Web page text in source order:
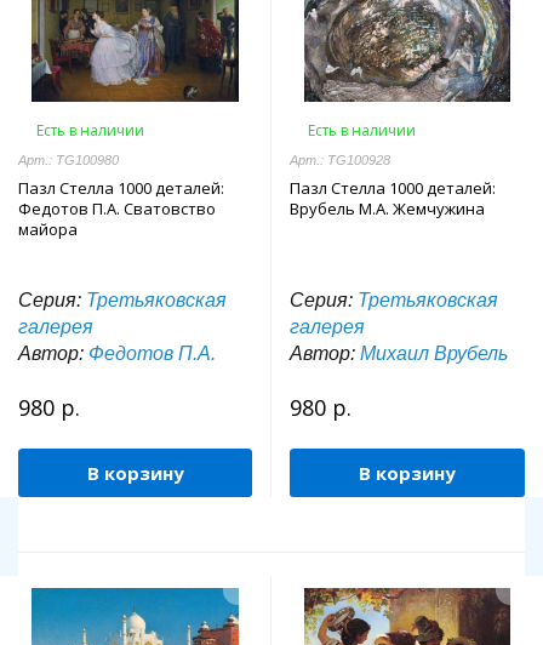
Есть в наличии
Арт.: TG100980
Пазл Стелла 1000 деталей:
Федотов П.А. Сватовство
майора
Серия: Третьяковская
галерея
Автор: Федотов П.А.
980 р.
В корзину
Есть в наличии
Арт.: TG100928
Пазл Стелла 1000 деталей:
Врубель М.А. Жемчужина
Серия: Третьяковская
галерея
Автор: Михаил Врубель
980 р.
В корзину